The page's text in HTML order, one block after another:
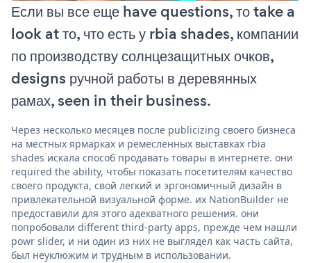
Если вы все еще have questions, то take a
look at то, что есть у rbia shades, компании
по производству солнцезащитных очков,
designs ручной работы в деревянных
рамах, seen in their business.
Через несколько месяцев после publicizing своего бизнеса
на местных ярмарках и ремесленных выставках rbia
shades искала способ продавать товары в интернете. они
required the ability, чтобы показать посетителям качество
своего продукта, свой легкий и эргономичный дизайн в
привлекательной визуальной форме. их NationBuilder не
предоставили для этого адекватного решения. они
попробовали different third-party apps, прежде чем нашли
powr slider, и ни один из них не выглядел как часть сайта,
был неуклюжим и трудным в использовании.